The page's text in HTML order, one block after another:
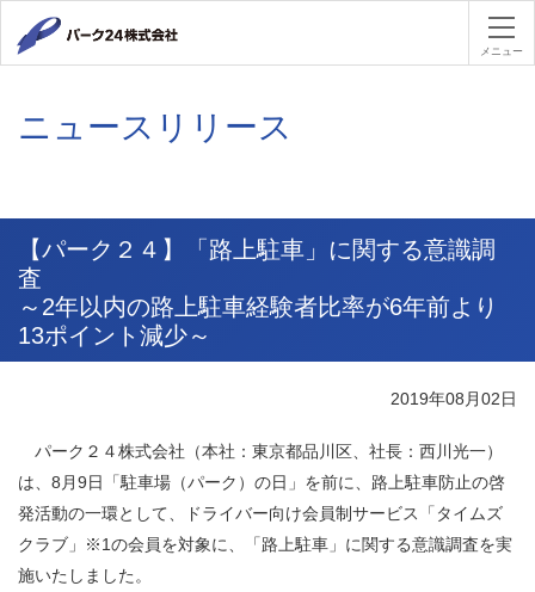
パーク２
メニュー
ニュースリリース
【パーク２４】「路上駐車」に関する意識調
査
～2年以内の路上駐車経験者比率が6年前より
13ポイント減少～
2019年08月02日
パーク２４株式会社（本社：東京都品川区、社長：西川光一）
は、8月9日「駐車場（パーク）の日」を前に、路上駐車防止の啓
発活動の一環として、ドライバー向け会員制サービス「タイムズ
クラブ」※1の会員を対象に、「路上駐車」に関する意識調査を実
施いたしました。